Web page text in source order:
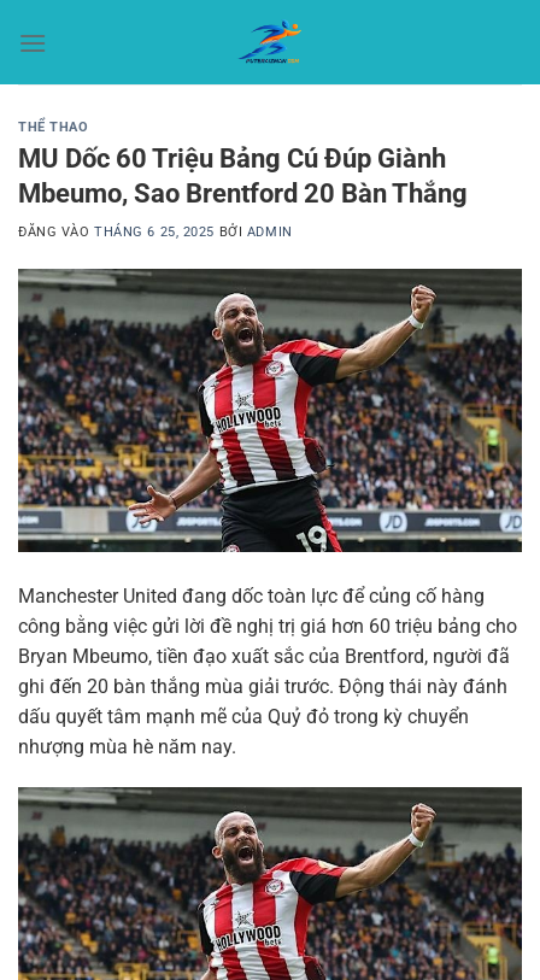
qua
THỂ THAO
MU Dốc 60 Triệu Bảng Cú Đúp Giành
Mbeumo, Sao Brentford 20 Bàn Thắng
ĐĂNG VÀOTHÁNG 6 25, 2025 BỞI ADMIN
Manchester United đang dốc toàn lực để củng cố hàng
công bằng việc gửi lời đề nghị trị giá hơn 60 triệu bảng cho
Bryan Mbeumo, tiền đạo xuất sắc của Brentford, người đã
ghi đến 20 bàn thắng mùa giải trước. Động thái này đánh
dấu quyết tâm mạnh mẽ của Quỷ đỏ trong kỳ chuyển
nhượng mùa hè năm nay.